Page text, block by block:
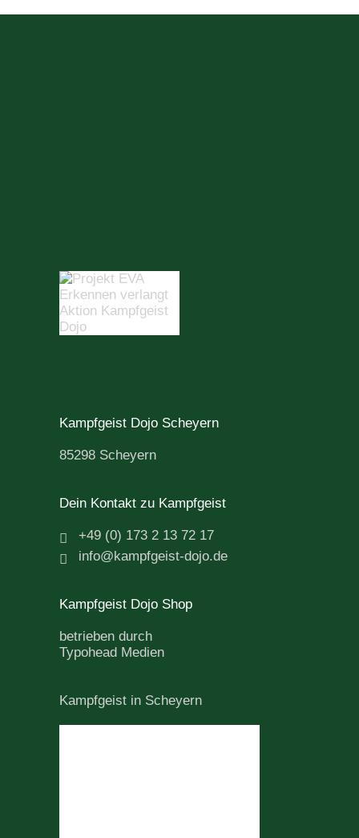
Kampfgeist Dojo Scheyern
85298 Scheyern
Dein Kontakt zu Kampfgeist
+49 (0) 173 2 13 72 17
info@kampfgeist-dojo.de
Kampfgeist Dojo Shop
betrieben durch
Typohead Medien
Kampfgeist in Scheyern